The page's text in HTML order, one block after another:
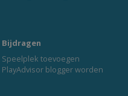
Bijdragen
Speelplek toevoegen
PlayAdvisor blogger worden